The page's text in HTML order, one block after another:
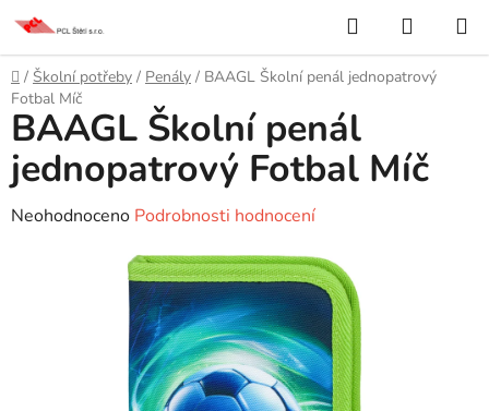
Přejít
obsah
Hledat
KOŠÍK
Domů
/ Školní potřeby / Penály / BAAGL Školní penál jednopatrový
Fotbal Míč
BAAGL Školní penál
jednopatrový Fotbal Míč
Průměrné
Neohodnoceno Podrobnosti hodnocení